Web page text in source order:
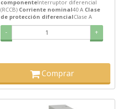
componenteInterruptor diferencial
(RCCB) Corriente nominal40 A Clase
de protección diferencialClase A
- +
Comprar